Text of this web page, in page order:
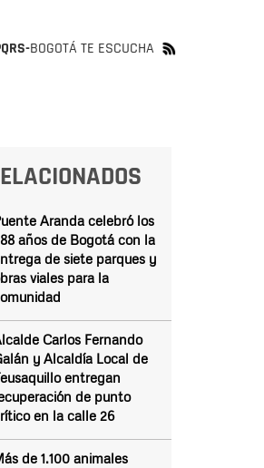
BOGOTÁ TE ESCUCHA
Aranda celebró los
años de Bogotá con la
de siete parques y
viales para la
Carlos Fernando
y Alcaldía Local de
entregan
de punto
en la calle 26
de 1.100 animales